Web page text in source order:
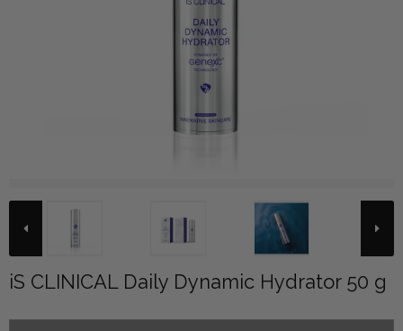
iS CLINICAL Daily Dynamic Hydrator 50 g